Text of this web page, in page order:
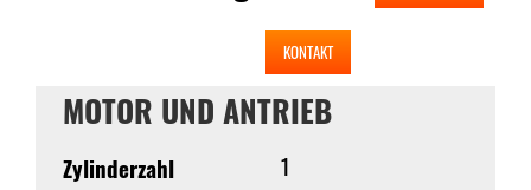
KONTAKT
MOTOR UND ANTRIEB
Zylinderzahl
1